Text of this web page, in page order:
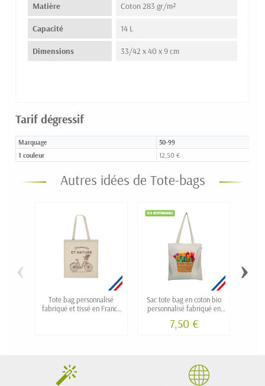
Matière Coton 283 gr/m²
Capacité 14 L
Dimensions 33/42 x 40 x 9 cm
Tarif dégressif
Marquage 50-99
1 couleur 12,50 €
Autres idées de Tote-bags
Tote bag personnalisé
fabriqué et tissé en France
Sac tote bag en coton bio
personnalisé fabriqué en
7,50 €
‹ ›